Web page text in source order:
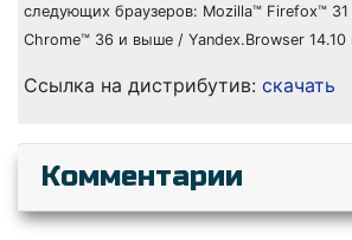
следующих браузеров: Mozilla™ Firefox™
Chrome™ 36 и выше / Yandex.Browser
Ссылка на дистрибутив: скачать
Комментарии